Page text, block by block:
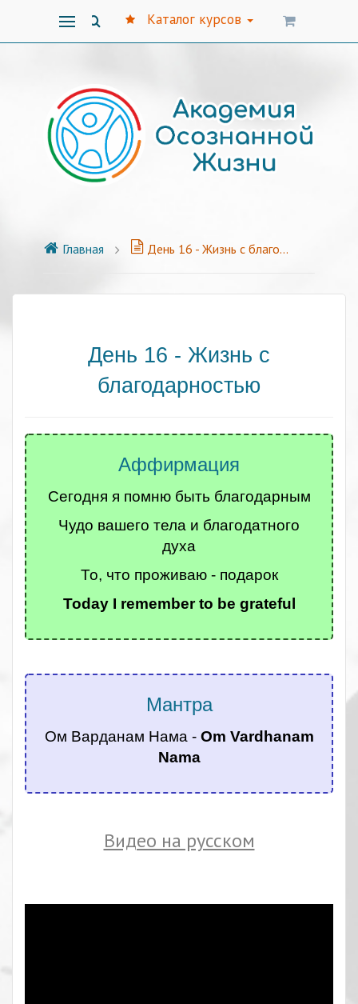
Каталог курсов
Главная День 16 - Жизнь с благодарностью
День 16 - Жизнь с
благодарностью
Аффирмация
Сегодня я помню быть благодарным
Чудо вашего тела и благодатного
духа
То, что проживаю - подарок
Today I remember to be grateful
Мантра
Ом Варданам Нама - Om Vardhanam
Nama
Видео на русском